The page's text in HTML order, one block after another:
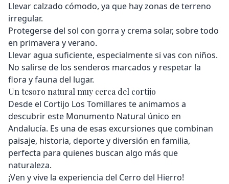
Llevar calzado cómodo, ya que hay zonas de terreno
irregular.
Protegerse del sol con gorra y crema solar, sobre todo
en primavera y verano.
Llevar agua suficiente, especialmente si vas con niños.
No salirse de los senderos marcados y respetar la
flora y fauna del lugar.
Un tesoro natural muy cerca del cortijo
Desde el Cortijo Los Tomillares te animamos a
descubrir este Monumento Natural único en
Andalucía. Es una de esas excursiones que combinan
paisaje, historia, deporte y diversión en familia,
perfecta para quienes buscan algo más que
naturaleza.
¡Ven y vive la experiencia del Cerro del Hierro!